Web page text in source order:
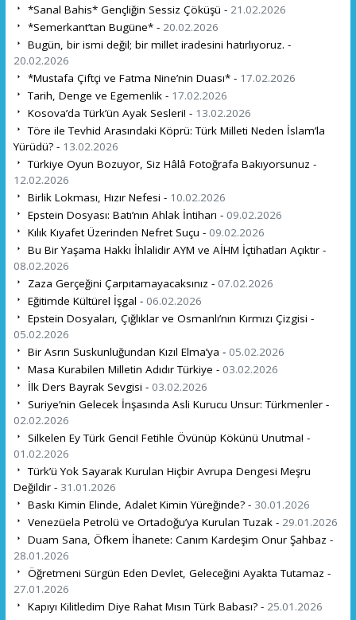
*Sanal Bahis* Gençliğin Sessiz Çöküşü - 21.02.2026
*Semerkant’tan Bugüne* - 20.02.2026
Bugün, bir ismi değil; bir millet iradesini hatırlıyoruz. -
20.02.2026
*Mustafa Çiftçi ve Fatma Nine’nin Duası* - 17.02.2026
Tarih, Denge ve Egemenlik - 17.02.2026
Kosova’da Türk’ün Ayak Sesleri! - 13.02.2026
Töre ile Tevhid Arasındaki Köprü: Türk Milleti Neden İslam’la
Yürüdü? - 13.02.2026
Türkiye Oyun Bozuyor, Siz Hâlâ Fotoğrafa Bakıyorsunuz -
12.02.2026
Birlik Lokması, Hızır Nefesi - 10.02.2026
Epstein Dosyası: Batı’nın Ahlak İntiharı - 09.02.2026
Kılık Kıyafet Üzerinden Nefret Suçu - 09.02.2026
Bu Bir Yaşama Hakkı İhlalidir AYM ve AİHM İçtihatları Açıktır -
08.02.2026
Zaza Gerçeğini Çarpıtamayacaksınız - 07.02.2026
Eğitimde Kültürel İşgal - 06.02.2026
Epstein Dosyaları, Çığlıklar ve Osmanlı’nın Kırmızı Çizgisi -
05.02.2026
Bir Asrın Suskunluğundan Kızıl Elma’ya - 05.02.2026
Masa Kurabilen Milletin Adıdır Türkiye - 03.02.2026
İlk Ders Bayrak Sevgisi - 03.02.2026
Suriye’nin Gelecek İnşasında Asli Kurucu Unsur: Türkmenler -
02.02.2026
Silkelen Ey Türk Genci! Fetihle Övünüp Kökünü Unutma! -
01.02.2026
Türk’ü Yok Sayarak Kurulan Hiçbir Avrupa Dengesi Meşru
Değildir - 31.01.2026
Baskı Kimin Elinde, Adalet Kimin Yüreğinde? - 30.01.2026
Venezüela Petrolü ve Ortadoğu’ya Kurulan Tuzak - 29.01.2026
Duam Sana, Öfkem İhanete: Canım Kardeşim Onur Şahbaz -
28.01.2026
Öğretmeni Sürgün Eden Devlet, Geleceğini Ayakta Tutamaz -
27.01.2026
Kapıyı Kilitledim Diye Rahat Mısın Türk Babası? - 25.01.2026